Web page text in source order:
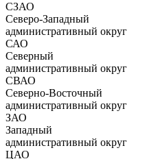
СЗАО
Северо-Западный
административный округ
САО
Северный
административный округ
СВАО
Северно-Восточный
административный округ
ЗАО
Западный
административный округ
ЦАО